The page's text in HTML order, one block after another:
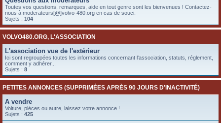
Toutes vos questions, remarques, aide en tout genre sont les bienvenues ! Contactez-
nous à moderateurs[@]volvo-480.org en cas de souci.
Sujets : 104
VOLVO480.ORG, L'ASSOCIATION
L'association vue de l'extérieur
Ici sont regroupées toutes les informations concernant l'association, statuts, réglement,
comment y adhérer...
Sujets : 8
PETITES ANNONCES (SUPPRIMÉES APRÈS 90 JOURS D'INACTIVITÉ)
A vendre
Voiture, pièces ou autre, laissez votre annonce !
Sujets : 425